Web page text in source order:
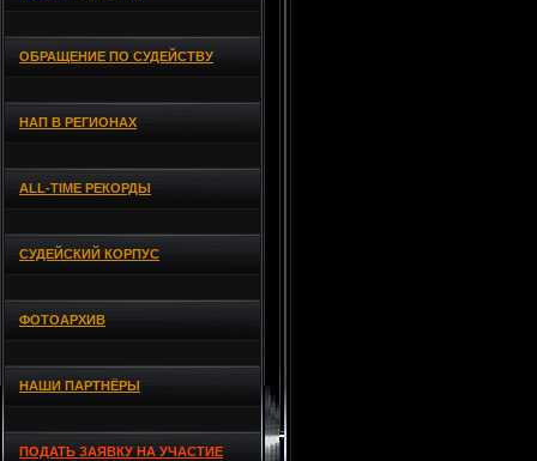
ОБРАЩЕНИЕ ПО СУДЕЙСТВУ
НАП В РЕГИОНАХ
ALL-TIME РЕКОРДЫ
СУДЕЙСКИЙ КОРПУС
ФОТОАРХИВ
НАШИ ПАРТНЁРЫ
ПОДАТЬ ЗАЯВКУ НА УЧАСТИЕ